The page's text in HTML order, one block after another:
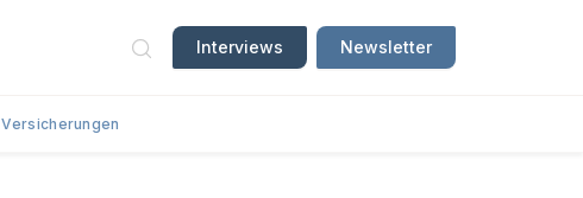
Interviews Newsletter
Versicherungen